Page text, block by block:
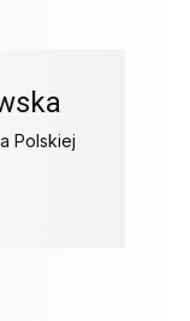
Polskiej